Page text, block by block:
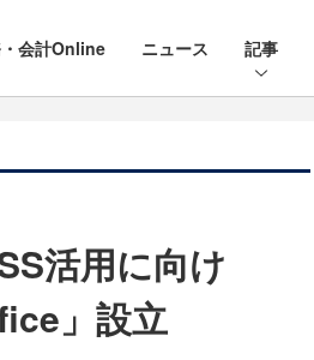
会計Online ニュース 記事
活用に向け
」設立